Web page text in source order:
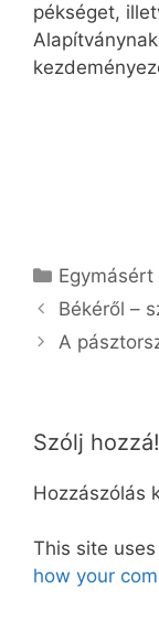
pékséget,
Kategória
Egymásért
Békéről –
A
Szólj hozzá!
Hozzászólás
This site
how your